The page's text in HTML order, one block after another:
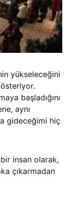
yükseleceğini
başladığını
aynı
gideceğimi hiç
insan olarak,
çıkarmadan